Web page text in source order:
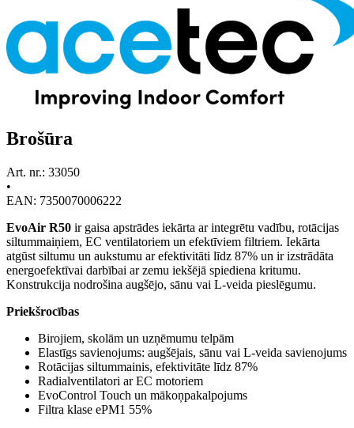
Brošūra
Art. nr.: 33050
•
EAN: 7350070006222
EvoAir R50 ir gaisa apstrādes iekārta ar integrētu vadību, rotācijas
siltummaiņiem, EC ventilatoriem un efektīviem filtriem. Iekārta
atgūst siltumu un aukstumu ar efektivitāti līdz 87% un ir izstrādāta
energoefektīvai darbībai ar zemu iekšējā spiediena kritumu.
Konstrukcija nodrošina augšējo, sānu vai L-veida pieslēgumu.
Priekšrocības
Birojiem, skolām un uzņēmumu telpām
Elastīgs savienojums: augšējais, sānu vai L-veida savienojums
Rotācijas siltummainis, efektivitāte līdz 87%
Radialventilatori ar EC motoriem
EvoControl Touch un mākoņpakalpojums
Filtra klase ePM1 55%